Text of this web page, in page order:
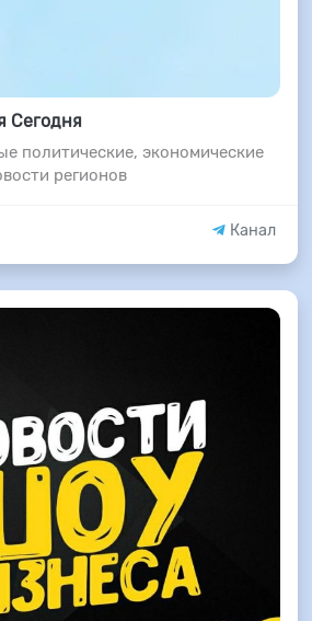
Сегодня
политические, экономические
регионов
Канал